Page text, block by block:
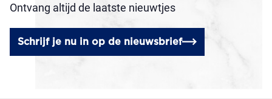
Ontvang altijd de laatste nieuwtjes
Schrijf je nu in op de nieuwsbrief